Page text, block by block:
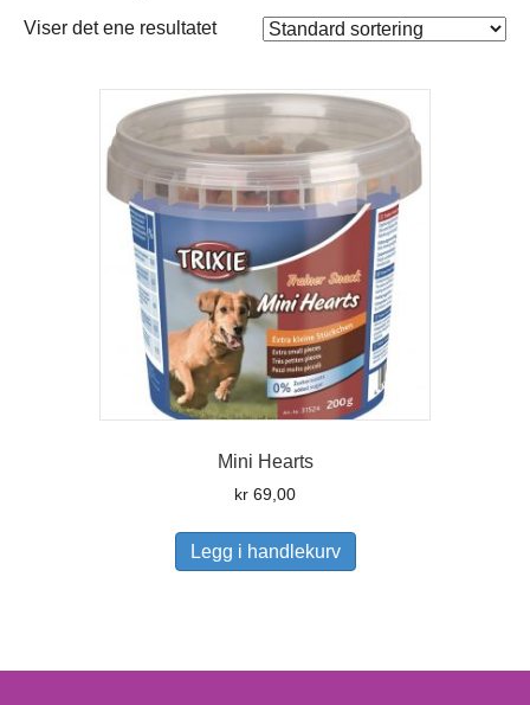
Viser det ene resultatet
Mini Hearts
kr 69,00
Legg i handlekurv